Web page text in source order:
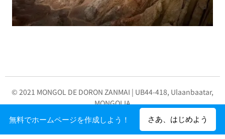
© 2021 MONGOL DE DORON ZANMAI | UB44-418, Ulaanbaatar,
MONGOLIA
Powered byWebnode
無料でホームページを作成しよう！ さあ、はじめよう